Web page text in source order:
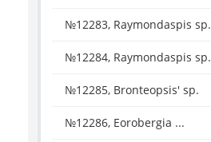
№12283, Raymondaspis sp.
№12284, Raymondaspis sp.
№12285, Bronteopsis' sp.
№12286, Eorobergia ...